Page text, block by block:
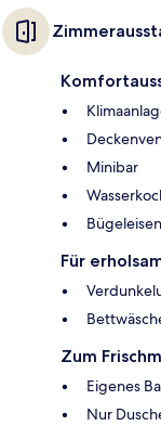
Minibar
Für
Zum
Eigenes
Nur